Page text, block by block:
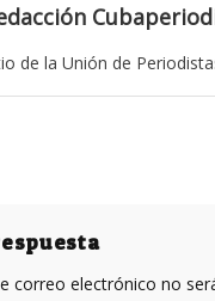
de la Unión de
correo electrónico no